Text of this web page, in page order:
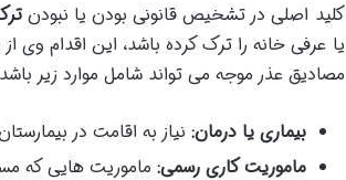
کلید اصلی در تشخیص قانونی بودن یا نبودن
یا عرفی خانه را ترک کرده باشد، این اقدام
مصادیق عذر موجه می تواند شامل موارد زیر
بیماری یا درمان: نیاز به اقامت در
ماموریت کاری رسمی: ماموریت هایی که